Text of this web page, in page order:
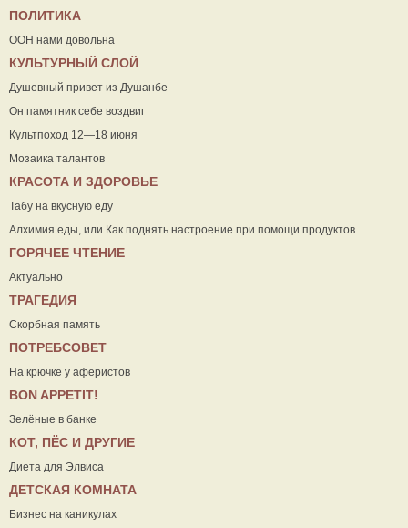
ПОЛИТИКА
ООН нами довольна
КУЛЬТУРНЫЙ СЛОЙ
Душевный привет из Душанбе
Он памятник себе воздвиг
Культпоход 12—18 июня
Мозаика талантов
КРАСОТА И ЗДОРОВЬЕ
Табу на вкусную еду
Алхимия еды, или Как поднять настроение при помощи продуктов
ГОРЯЧЕЕ ЧТЕНИЕ
Актуально
ТРАГЕДИЯ
Скорбная память
ПОТРЕБСОВЕТ
На крючке у аферистов
ВON APPETIT!
Зелёные в банке
КОТ, ПЁС И ДРУГИЕ
Диета для Элвиса
ДЕТСКАЯ КОМНАТА
Бизнес на каникулах